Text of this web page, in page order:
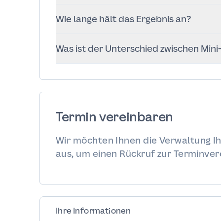
wesentlicher Bestandteil der
Wie lange hält das Ergebnis an?
Ergebnisse viele Jahre, oft sogar
Was ist der Unterschied zwischen
Bauchnabels, während bei der
Muskulatur behandelt werden.
Termin vereinbaren
Wir möchten Ihnen die Verwaltung
aus, um einen Rückruf zur
Ihre Informationen